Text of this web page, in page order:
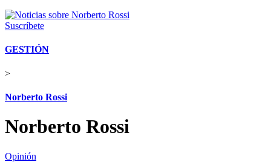
Suscríbete
GESTIÓN
>
Norberto Rossi
Norberto Rossi
Opinión